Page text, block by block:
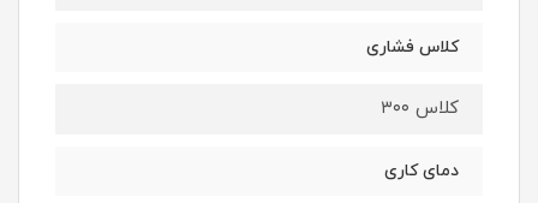
کلاس فشاری
کلاس ۳۰۰
دمای کاری